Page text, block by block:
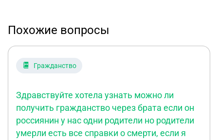
Похожие вопросы
Гражданство
Здравствуйте хотела узнать можно ли
получить гражданство через брата если он
россиянин у нас одни родители но родители
умерли есть все справки о смерти, если я